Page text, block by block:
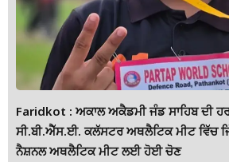
Faridkot : ਅਕਾਲ ਅਕੈਡਮੀ ਜੰਡ ਸਾਹਿਬ ਦੀ
ਸੀ.ਬੀ.ਐੱਸ.ਈ. ਕਲੱਸਟਰ ਅਥਲੈਟਿਕ ਮੀਟ ਵਿੱਚ
ਨੈਸ਼ਨਲ ਅਥਲੈਟਿਕ ਮੀਟ ਲਈ ਹੋਈ ਚੋਣ